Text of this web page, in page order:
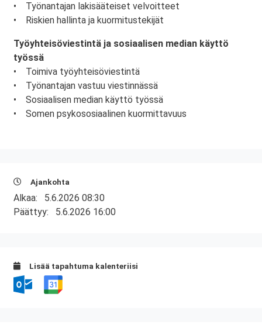
• Työnantajan lakisääteiset velvoitteet
• Riskien hallinta ja kuormitustekijät
Työyhteisöviestintä ja sosiaalisen median käyttö
työssä
• Toimiva työyhteisöviestintä
• Työnantajan vastuu viestinnässä
• Sosiaalisen median käyttö työssä
• Somen psykososiaalinen kuormittavuus
Ajankohta
Alkaa: 5.6.2026 08:30
Päättyy: 5.6.2026 16:00
Lisää tapahtuma kalenteriisi